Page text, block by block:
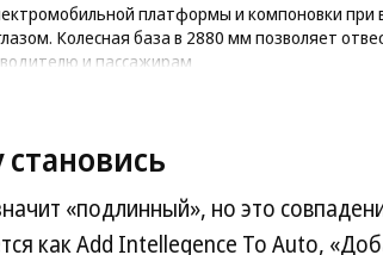
платформы и компоновки при
Колесная база в 2880 мм позволяет
водителю и пассажирам
«подлинный», но это
как Add Intellegence To Auto,